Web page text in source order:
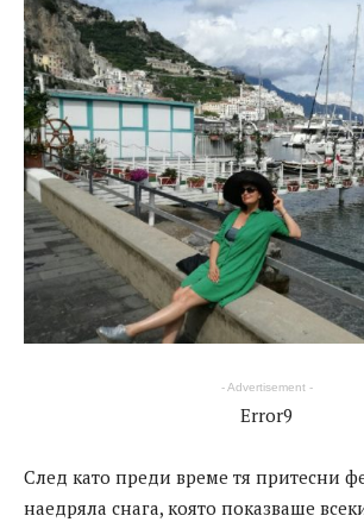
- Advertisement -
Error9
След като преди време тя притесни
наедряла снага, която показваше